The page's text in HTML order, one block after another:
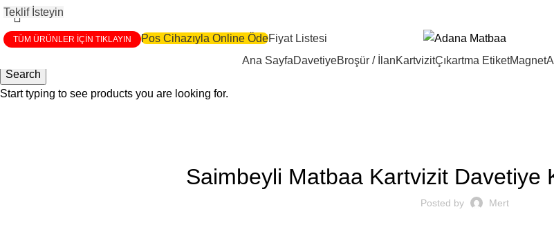
Teklif İsteyin
TÜM ÜRÜNLER İÇİN TIKLAYIN Pos Cihazıyla Online ÖdeFiyat Listesi
Ana SayfaDavetiyeBroşür / İlanKartvizitÇıkartma EtiketMagnet
Saimbeyli Matbaa Kartvizit Davetiye
Posted by Mert
Search
Start typing to see products you are looking for.